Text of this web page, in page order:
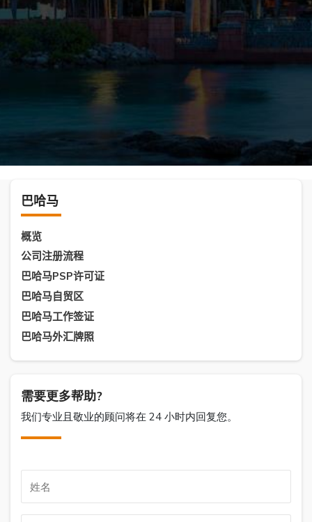
巴哈马
概览
公司注册流程
巴哈马PSP许可证
巴哈马自贸区
巴哈马工作签证
巴哈马外汇牌照
需要更多帮助?
我们专业且敬业的顾问将在 24 小时内回复您。